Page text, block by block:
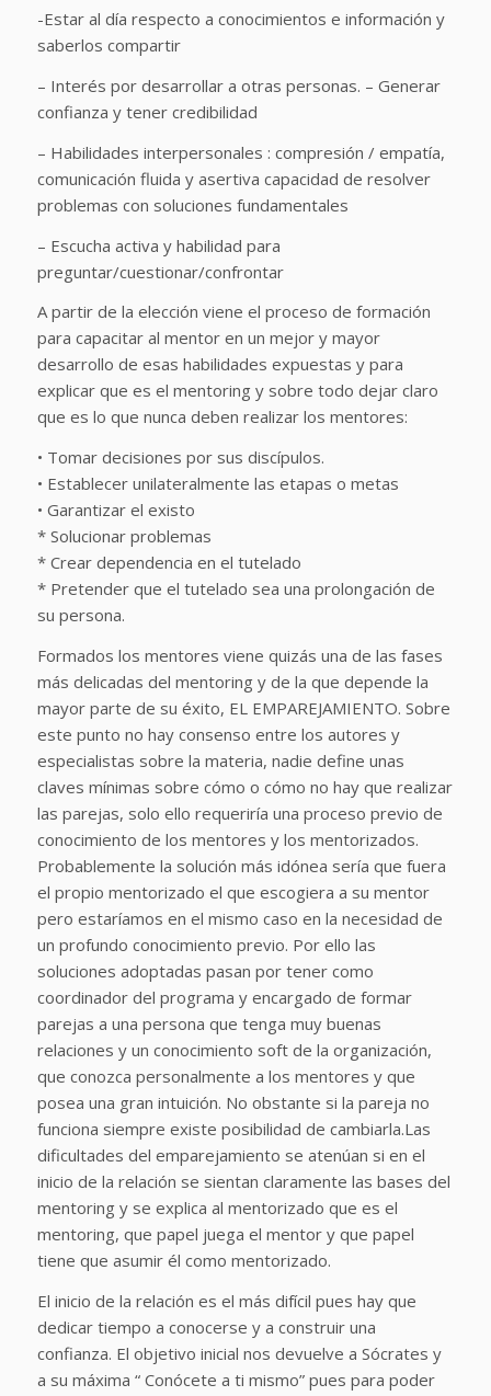
-Estar al día respecto a conocimientos e información y
saberlos compartir
– Interés por desarrollar a otras personas. – Generar
confianza y tener credibilidad
– Habilidades interpersonales : compresión / empatía,
comunicación fluida y asertiva capacidad de resolver
problemas con soluciones fundamentales
– Escucha activa y habilidad para
preguntar/cuestionar/confrontar
A partir de la elección viene el proceso de formación
para capacitar al mentor en un mejor y mayor
desarrollo de esas habilidades expuestas y para
explicar que es el mentoring y sobre todo dejar claro
que es lo que nunca deben realizar los mentores:
• Tomar decisiones por sus discípulos.
• Establecer unilateralmente las etapas o metas
• Garantizar el existo
* Solucionar problemas
* Crear dependencia en el tutelado
* Pretender que el tutelado sea una prolongación de
su persona.
Formados los mentores viene quizás una de las fases
más delicadas del mentoring y de la que depende la
mayor parte de su éxito, EL EMPAREJAMIENTO. Sobre
este punto no hay consenso entre los autores y
especialistas sobre la materia, nadie define unas
claves mínimas sobre cómo o cómo no hay que realizar
las parejas, solo ello requeriría una proceso previo de
conocimiento de los mentores y los mentorizados.
Probablemente la solución más idónea sería que fuera
el propio mentorizado el que escogiera a su mentor
pero estaríamos en el mismo caso en la necesidad de
un profundo conocimiento previo. Por ello las
soluciones adoptadas pasan por tener como
coordinador del programa y encargado de formar
parejas a una persona que tenga muy buenas
relaciones y un conocimiento soft de la organización,
que conozca personalmente a los mentores y que
posea una gran intuición. No obstante si la pareja no
funciona siempre existe posibilidad de cambiarla.Las
dificultades del emparejamiento se atenúan si en el
inicio de la relación se sientan claramente las bases del
mentoring y se explica al mentorizado que es el
mentoring, que papel juega el mentor y que papel
tiene que asumir él como mentorizado.
El inicio de la relación es el más difícil pues hay que
dedicar tiempo a conocerse y a construir una
confianza. El objetivo inicial nos devuelve a Sócrates y
a su máxima “ Conócete a ti mismo” pues para poder